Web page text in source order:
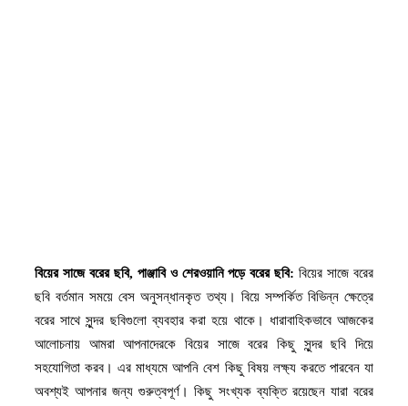
বিয়ের সাজে বরের ছবি, পাঞ্জাবি ও শেরওয়ানি পড়ে বরের ছবি: বিয়ের সাজে বরের
ছবি বর্তমান সময়ে বেস অনুসন্ধানকৃত তথ্য। বিয়ে সম্পর্কিত বিভিন্ন ক্ষেত্রে
বরের সাথে সুন্দর ছবিগুলো ব্যবহার করা হয়ে থাকে। ধারাবাহিকভাবে আজকের
আলোচনায় আমরা আপনাদেরকে বিয়ের সাজে বরের কিছু সুন্দর ছবি দিয়ে
সহযোগিতা করব। এর মাধ্যমে আপনি বেশ কিছু বিষয় লক্ষ্য করতে পারবেন যা
অবশ্যই আপনার জন্য গুরুত্বপূর্ণ। কিছু সংখ্যক ব্যক্তি রয়েছেন যারা বরের